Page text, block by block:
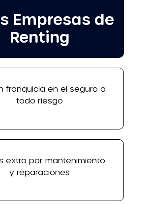
Empresas de
Renting
franquicia en el seguro a
todo riesgo
extra por mantenimiento
y reparaciones